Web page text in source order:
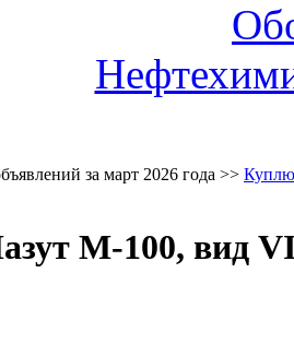
за март 2026 года >>
М-100, вид VI